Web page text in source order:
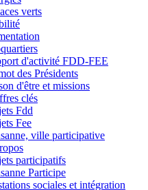
verts
d'activité FDD-FEE
des Présidents
d'être et missions
clés
Fdd
Fee
ville participative
participatifs
Participe
sociales et intégration